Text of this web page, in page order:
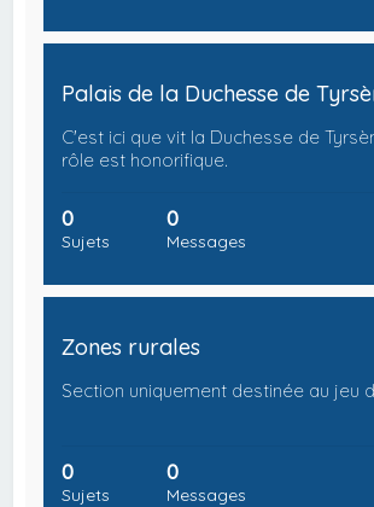
Palais de la Duchesse de
C'est ici que vit la Duchesse de
rôle est honorifique.
0
Sujets
0
Messages
Zones rurales
Section uniquement destinée au jeu
0
Sujets
0
Messages